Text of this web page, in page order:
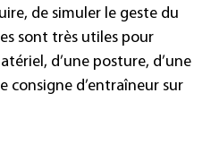
de simuler le geste du
sont très utiles pour
d’une posture, d’une
consigne d’entraîneur sur